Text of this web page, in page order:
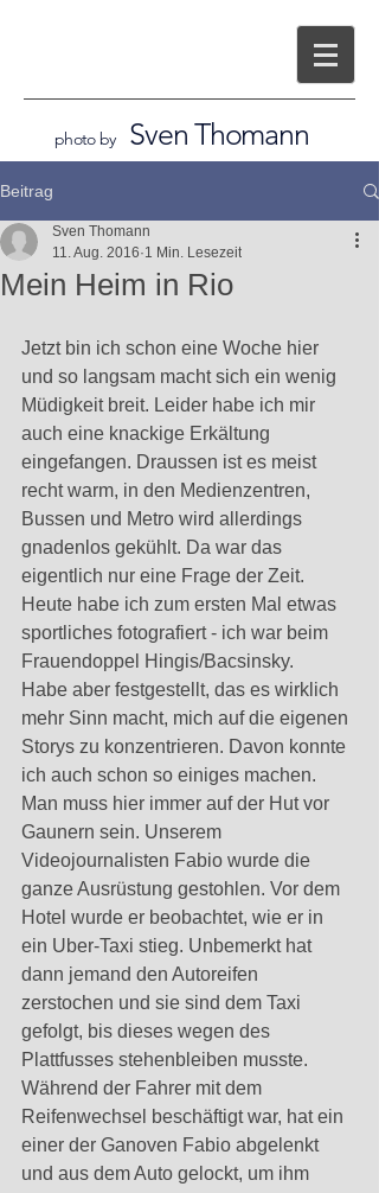
photo by Sven Thomann
Beitrag
Mein Heim in Rio
Sven Thomann
11. Aug. 2016 1 Min. Lesezeit
Jetzt bin ich schon eine Woche hier
und so langsam macht sich ein wenig
Müdigkeit breit. Leider habe ich mir
auch eine knackige Erkältung
eingefangen. Draussen ist es meist
recht warm, in den Medienzentren,
Bussen und Metro wird allerdings
gnadenlos gekühlt. Da war das
eigentlich nur eine Frage der Zeit.
Heute habe ich zum ersten Mal etwas
sportliches fotografiert - ich war beim
Frauendoppel Hingis/Bacsinsky.
Habe aber festgestellt, das es wirklich
mehr Sinn macht, mich auf die eigenen
Storys zu konzentrieren. Davon konnte
ich auch schon so einiges machen.
Man muss hier immer auf der Hut vor
Gaunern sein. Unserem
Videojournalisten Fabio wurde die
ganze Ausrüstung gestohlen. Vor dem
Hotel wurde er beobachtet, wie er in
ein Uber-Taxi stieg. Unbemerkt hat
dann jemand den Autoreifen
zerstochen und sie sind dem Taxi
gefolgt, bis dieses wegen des
Plattfusses stehenbleiben musste.
Während der Fahrer mit dem
Reifenwechsel beschäftigt war, hat ein
einer der Ganoven Fabio abgelenkt
und aus dem Auto gelockt, um ihm